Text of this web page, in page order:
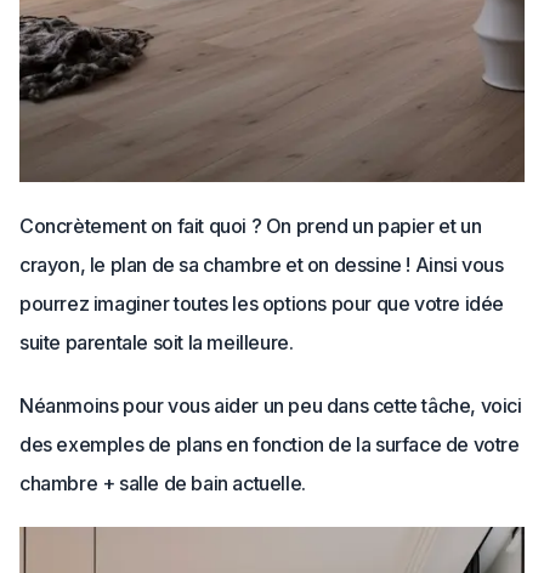
Concrètement on fait quoi ? On prend un papier et un
crayon, le plan de sa chambre et on dessine ! Ainsi vous
pourrez imaginer toutes les options pour que votre idée
suite parentale soit la meilleure.
Néanmoins pour vous aider un peu dans cette tâche, voici
des exemples de plans en fonction de la surface de votre
chambre + salle de bain actuelle.